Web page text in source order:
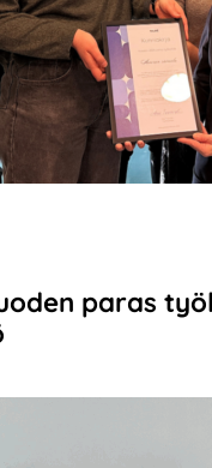
paras